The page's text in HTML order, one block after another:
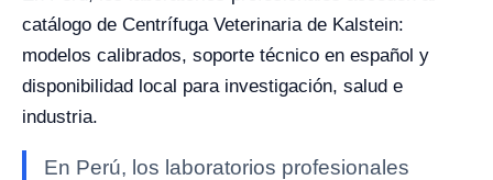
catálogo de Centrífuga Veterinaria de Kalstein:
modelos calibrados, soporte técnico en español y
disponibilidad local para investigación, salud e
industria.
En Perú, los laboratorios profesionales